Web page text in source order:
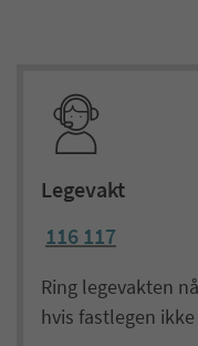
Legevakt
116 117
Ring legevakten
hvis fastlegen